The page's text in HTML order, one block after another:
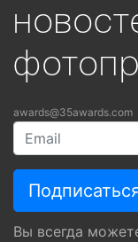
awards@35awards.com
Вы всегда